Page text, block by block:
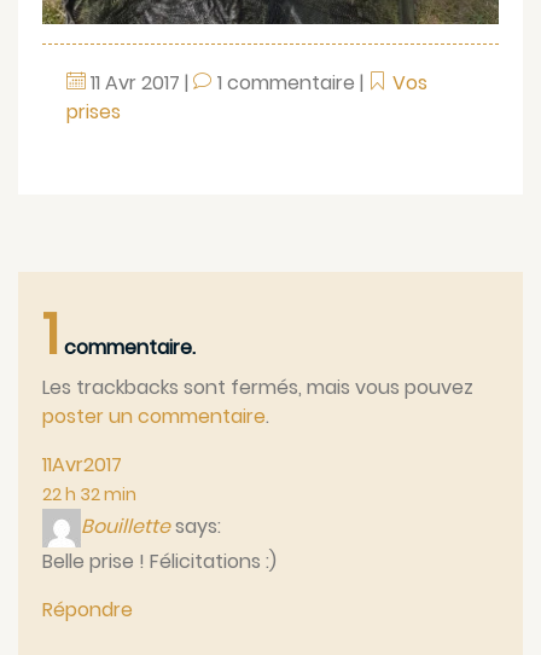
11 Avr 2017 | 1 commentaire |
Vos
prises
1 commentaire.
Les trackbacks sont fermés, mais vous pouvez
poster un commentaire.
11Avr2017
22 h 32 min
Bouillettesays:
Belle prise ! Félicitations :)
Répondre